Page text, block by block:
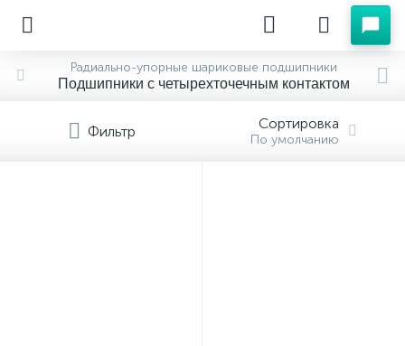
Радиально-упорные шариковые подшипники
Подшипники с четырехточечным контактом
Фильтр Сортировка
По умолчанию